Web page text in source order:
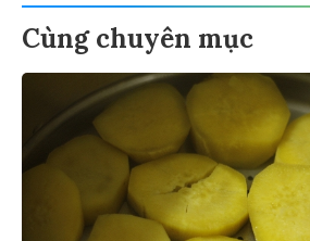
Cùng chuyên mục